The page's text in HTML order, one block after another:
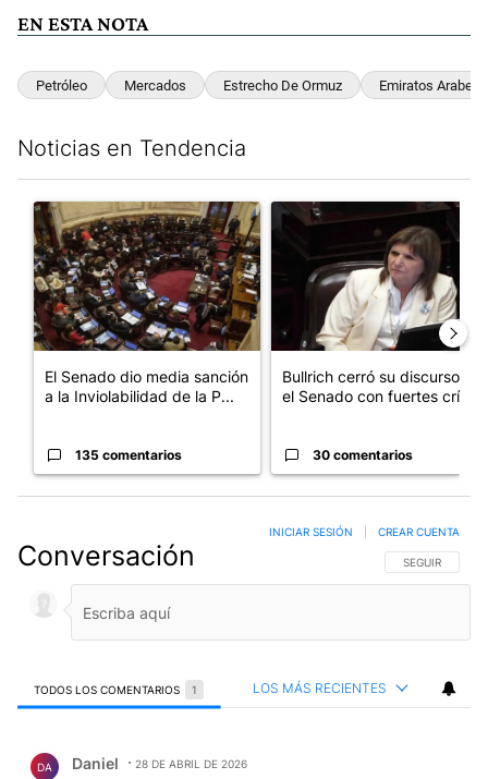
EN ESTA NOTA
Petróleo Mercados Estrecho De Ormuz Emiratos Arabes
Noticias en Tendencia
Un artículo de tendencia con el título "El Senado dio media
El Senado dio media sanción
a la Inviolabilidad de la P...
135 comentarios
Un artículo de tendencia
Bullrich cerró su discurso en
el Senado con fuertes crí...
30 comentarios
Conversación SIGA ESTA
SEGUIR
INICIAR SESIÓN CREAR CUENTA
TODOS LOS COMENTARIOS 1 LOS MÁS RECIENTES
DA Daniel 28 DE ABRIL DE 2026